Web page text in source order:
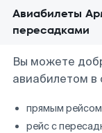
Авиабилеты
пересадками
Вы можете
авиабилетом в
прямым рейсом
рейс с